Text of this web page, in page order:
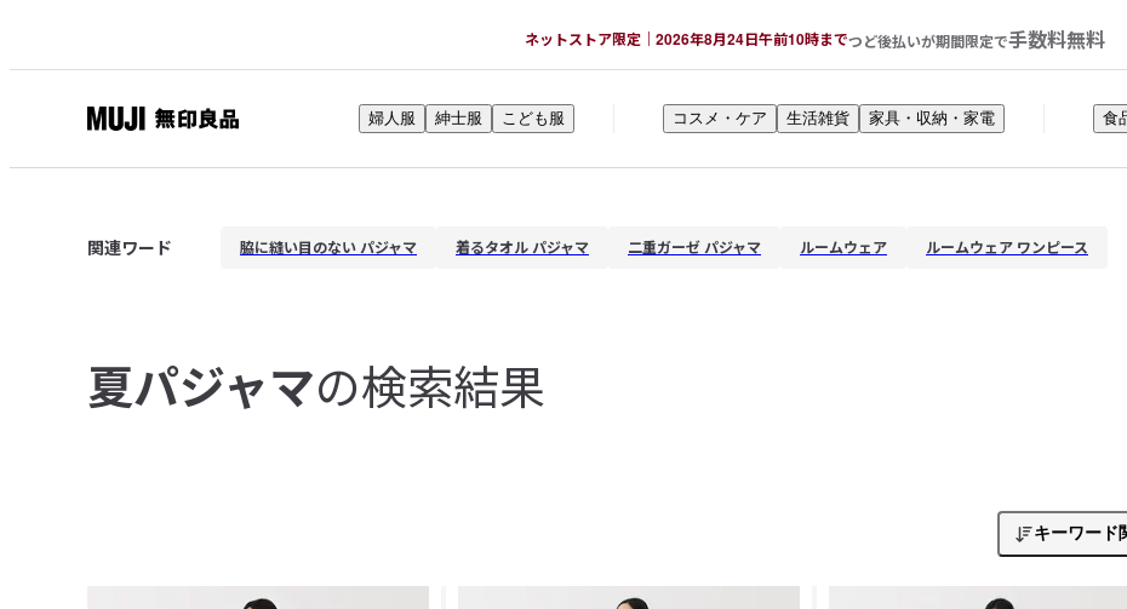
ネットストア限定｜2026年8月24日午前10時までつど後払いが期間限定で手数料無料
印
品
ト
ア
婦人服 紳士服 こども服 コスメ・ケア 生活雑貨 家具・収納・家電 食
関連ワード 脇に縫い目のない パジャマ 着るタオル パジャマ 二重ガーゼ パジャマ ルームウェア ルームウェア ワンピース
夏パジャマの検索結果
キーワード